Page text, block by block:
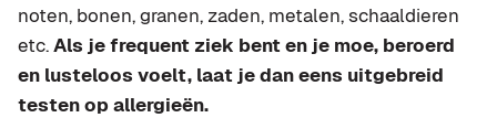
noten, bonen, granen, zaden, metalen, schaaldieren
etc.Als je frequent ziek bent en je moe, beroerd
en lusteloos voelt, laat je dan eens uitgebreid
testen op allergieën.